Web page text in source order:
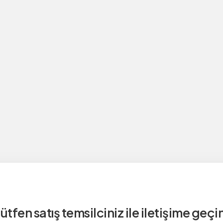
satış temsilciniz ile iletişime